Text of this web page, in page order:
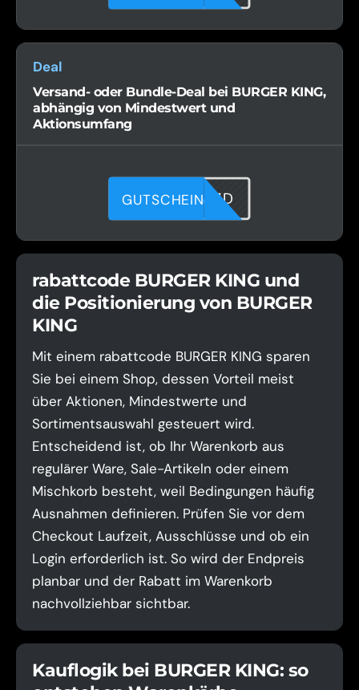
Deal
Versand- oder Bundle-Deal bei BURGER KING,
abhängig von Mindestwert und
Aktionsumfang
REFXEKA7D
GUTSCHEIN
rabattcode BURGER KING und
die Positionierung von BURGER
KING
Mit einem rabattcode BURGER KING sparen
Sie bei einem Shop, dessen Vorteil meist
über Aktionen, Mindestwerte und
Sortimentsauswahl gesteuert wird.
Entscheidend ist, ob Ihr Warenkorb aus
regulärer Ware, Sale-Artikeln oder einem
Mischkorb besteht, weil Bedingungen häufig
Ausnahmen definieren. Prüfen Sie vor dem
Checkout Laufzeit, Ausschlüsse und ob ein
Login erforderlich ist. So wird der Endpreis
planbar und der Rabatt im Warenkorb
nachvollziehbar sichtbar.
Kauflogik bei BURGER KING: so